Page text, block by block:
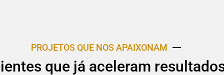
PROJETOS QUE NOS APAIXONAM
que já aceleram